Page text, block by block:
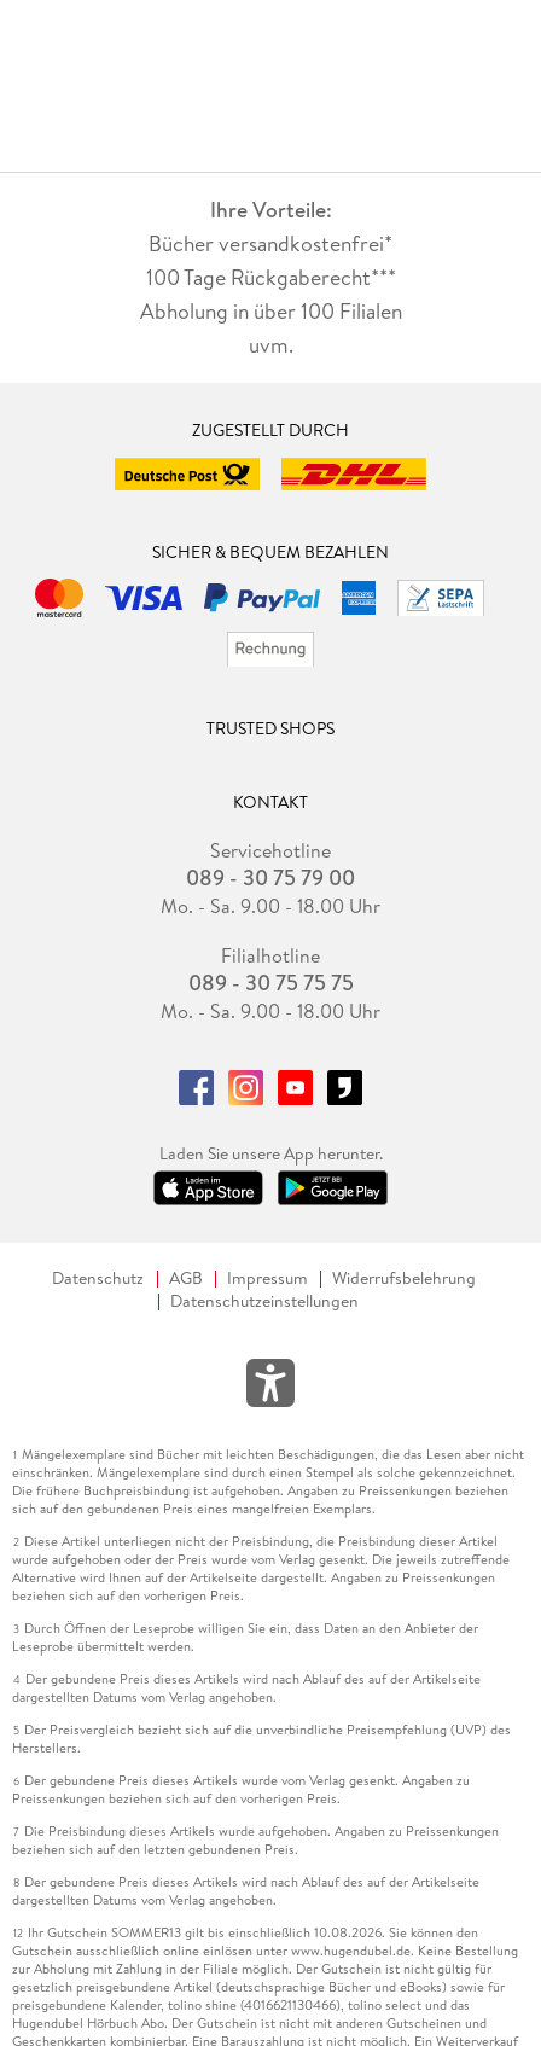
Ihre Vorteile:
Bücher versandkostenfrei*
100 Tage Rückgaberecht***
Abholung in über 100 Filialen
uvm.
ZUGESTELLT DURCH
SICHER & BEQUEM BEZAHLEN
TRUSTED SHOPS
KONTAKT
Servicehotline
089 - 30 75 79 00
Mo. - Sa. 9.00 - 18.00 Uhr
Filialhotline
089 - 30 75 75 75
Mo. - Sa. 9.00 - 18.00 Uhr
Laden Sie unsere App herunter.
Datenschutz AGB Impressum
Widerrufsbelehrung
Datenschutzeinstellungen
1 Mängelexemplare sind Bücher mit leichten Beschädigungen, die das Lesen aber nicht
einschränken. Mängelexemplare sind durch einen Stempel als solche gekennzeichnet.
Die frühere Buchpreisbindung ist aufgehoben. Angaben zu Preissenkungen beziehen
sich auf den gebundenen Preis eines mangelfreien Exemplars.
2 Diese Artikel unterliegen nicht der Preisbindung, die Preisbindung dieser Artikel
wurde aufgehoben oder der Preis wurde vom Verlag gesenkt. Die jeweils zutreffende
Alternative wird Ihnen auf der Artikelseite dargestellt. Angaben zu Preissenkungen
beziehen sich auf den vorherigen Preis.
3 Durch Öffnen der Leseprobe willigen Sie ein, dass Daten an den Anbieter der
Leseprobe übermittelt werden.
4 Der gebundene Preis dieses Artikels wird nach Ablauf des auf der Artikelseite
dargestellten Datums vom Verlag angehoben.
5 Der Preisvergleich bezieht sich auf die unverbindliche Preisempfehlung (UVP) des
Herstellers.
6 Der gebundene Preis dieses Artikels wurde vom Verlag gesenkt. Angaben zu
Preissenkungen beziehen sich auf den vorherigen Preis.
7 Die Preisbindung dieses Artikels wurde aufgehoben. Angaben zu Preissenkungen
beziehen sich auf den letzten gebundenen Preis.
8 Der gebundene Preis dieses Artikels wird nach Ablauf des auf der Artikelseite
dargestellten Datums vom Verlag angehoben.
12 Ihr Gutschein SOMMER13 gilt bis einschließlich 10.08.2026. Sie können den
Gutschein ausschließlich online einlösen unter www.hugendubel.de. Keine Bestellung
zur Abholung mit Zahlung in der Filiale möglich. Der Gutschein ist nicht gültig für
gesetzlich preisgebundene Artikel (deutschsprachige Bücher und eBooks) sowie für
preisgebundene Kalender, tolino shine (4016621130466), tolino select und das
Hugendubel Hörbuch Abo. Der Gutschein ist nicht mit anderen Gutscheinen und
Geschenkkarten kombinierbar. Eine Barauszahlung ist nicht möglich. Ein Weiterverkauf